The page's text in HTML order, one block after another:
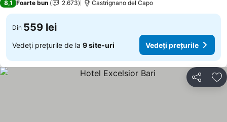
8,1 Foarte bun 2.673 Castrignano del Capo
Din 559 lei
Vedeți prețurile de la 9 site-uri Vedeți prețurile
Distribuiți